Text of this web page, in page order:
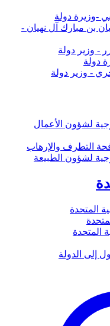
-وزيرة دولة
بن مبارك آل نهيان -
- وزير دولة
دولة
- وزير دولة
لشؤون الأعمال
التطرف والإرهاب
لشؤون الطبيعة
المتحدة
المتحدة
إلى الدولة